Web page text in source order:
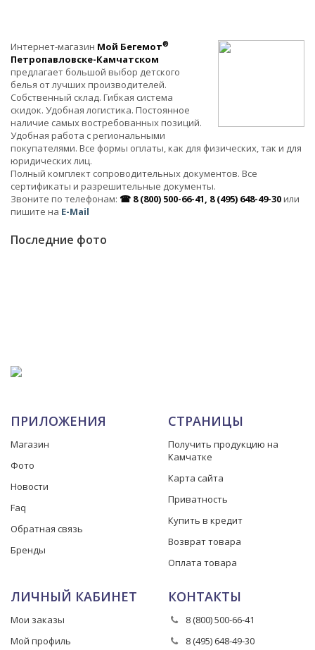
Интернет-магазин Мой Бегемот®
Петропавловске-Камчатском
предлагает большой выбор детского
белья от лучших производителей.
Собственный склад. Гибкая система
скидок. Удобная логистика. Постоянное
наличие самых востребованных позиций.
Удобная работа с региональными
покупателями. Все формы оплаты, как для физических, так и для
юридических лиц.
Полный комплект сопроводительных документов. Все
сертификаты и разрешительные документы.
Звоните по телефонам: ☎ 8 (800) 500-66-41, 8 (495) 648-49-30или
пишите на E-Mail
Последние фото
ПРИЛОЖЕНИЯ
Магазин
Фото
Новости
Faq
Обратная связь
Бренды
СТРАНИЦЫ
Получить продукцию на
Камчатке
Карта сайта
Приватность
Купить в кредит
Возврат товара
Оплата товара
ЛИЧНЫЙ КАБИНЕТ
Мои заказы
Мой профиль
КОНТАКТЫ
8 (800) 500-66-41
8 (495) 648-49-30